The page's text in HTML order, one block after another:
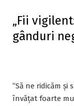
„Fii
gânduri
”Să ne ridicăm şi
învăţat foarte